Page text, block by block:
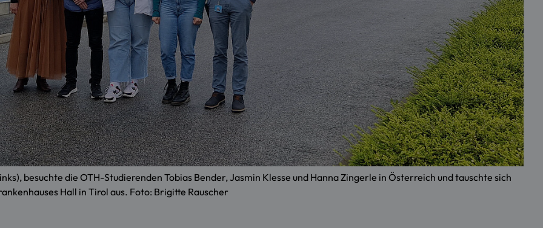
besuchte die OTH-Studierenden Tobias Bender, Jasmin Klesse und Hanna Zingerle in Österreich und tauschte sich
Hall in Tirol aus. Foto: Brigitte Rauscher